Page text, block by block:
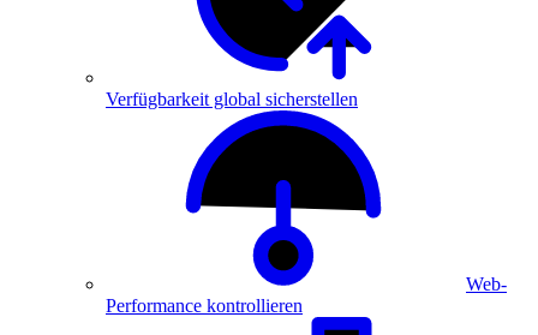
Verfügbarkeit global sicherstellen
Web-
Performance kontrollieren